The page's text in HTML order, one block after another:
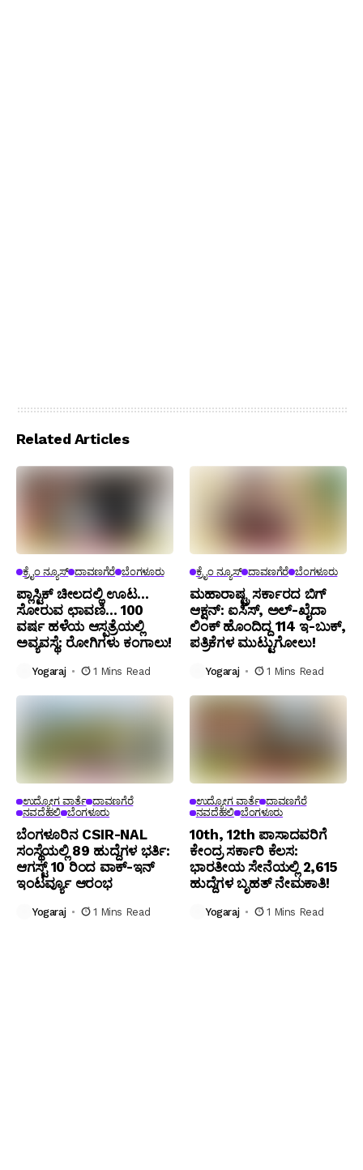
Related Articles
ಕ್ರೈಂ ನ್ಯೂಸ್ ದಾವಣಗೆರೆ ಬೆಂಗಳೂರು
ಪ್ಲಾಸ್ಟಿಕ್ ಚೀಲದಲ್ಲಿ ಊಟ…
ಸೋರುವ ಛಾವಣಿ… 100
ವರ್ಷ ಹಳೆಯ ಆಸ್ಪತ್ರೆಯಲ್ಲಿ
ಅವ್ಯವಸ್ಥೆ: ರೋಗಿಗಳು ಕಂಗಾಲು!
Yogaraj 1 Mins Read
ಕ್ರೈಂ ನ್ಯೂಸ್ ದಾವಣಗೆರೆ ಬೆಂಗಳೂರು
ಮಹಾರಾಷ್ಟ್ರ ಸರ್ಕಾರದ ಬಿಗ್
ಆಕ್ಷನ್: ಐಸಿಸ್, ಅಲ್-ಖೈದಾ
ಲಿಂಕ್ ಹೊಂದಿದ್ದ 114 ಇ-ಬುಕ್,
ಪತ್ರಿಕೆಗಳ ಮುಟ್ಟುಗೋಲು!
Yogaraj 1 Mins Read
ಉದ್ಯೋಗ ವಾರ್ತೆ ದಾವಣಗೆರೆ
ನವದೆಹಲಿ ಬೆಂಗಳೂರು
ಬೆಂಗ‌ಳೂರಿನ CSIR-NAL
ಸಂಸ್ಥೆಯಲ್ಲಿ 89 ಹುದ್ದೆಗಳ ಭರ್ತಿ:
ಆಗಸ್ಟ್ 10 ರಿಂದ ವಾಕ್-ಇನ್
ಇಂಟರ್ವ್ಯೂ ಆರಂಭ
Yogaraj 1 Mins Read
ಉದ್ಯೋಗ ವಾರ್ತೆ ದಾವಣಗೆರೆ
ನವದೆಹಲಿ ಬೆಂಗಳೂರು
10th, 12th ಪಾಸಾದವರಿಗೆ
ಕೇಂದ್ರ ಸರ್ಕಾರಿ ಕೆಲಸ:
ಭಾರತೀಯ ಸೇನೆಯಲ್ಲಿ 2,615
ಹುದ್ದೆಗಳ ಬೃಹತ್ ನೇಮಕಾತಿ!
Yogaraj 1 Mins Read